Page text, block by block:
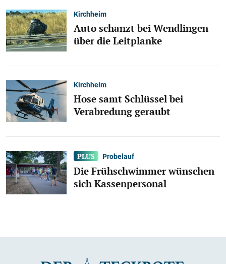
Kirchheim
Auto schanzt bei Wendlingen
über die Leitplanke
Kirchheim
Hose samt Schlüssel bei
Verabredung geraubt
Probelauf
Die Frühschwimmer wünschen
sich Kassenpersonal